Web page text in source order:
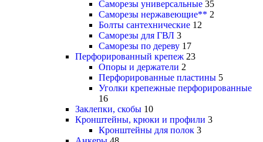
Саморезы универсальные 35
Саморезы нержавеющие** 2
Болты сантехнические 12
Саморезы для ГВЛ 3
Саморезы по дереву 17
Перфорированный крепеж 23
Опоры и держатели 2
Перфорированные пластины 5
Уголки крепежные перфорированные
16
Заклепки, скобы 10
Кронштейны, крюки и профили 3
Кронштейны для полок 3